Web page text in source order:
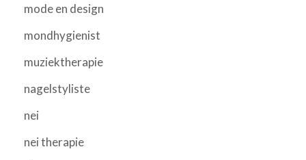
mode en design
mondhygienist
muziektherapie
nagelstyliste
nei
nei therapie